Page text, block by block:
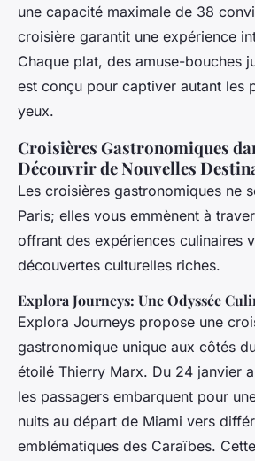
une capacité maximale de 38
croisière garantit une expérience
Chaque plat, des amuse-bouches
est conçu pour captiver autant les
yeux.
Croisières Gastronomiques
Découvrir de Nouvelles
Les croisières gastronomiques ne
Paris; elles vous emmènent à
offrant des expériences culinaires
découvertes culturelles riches.
Explora Journeys: Une Odyssée
Explora Journeys propose une
gastronomique unique aux côtés
étoilé Thierry Marx. Du 24 janvier
les passagers embarquent pour
nuits au départ de Miami vers
emblématiques des Caraïbes.